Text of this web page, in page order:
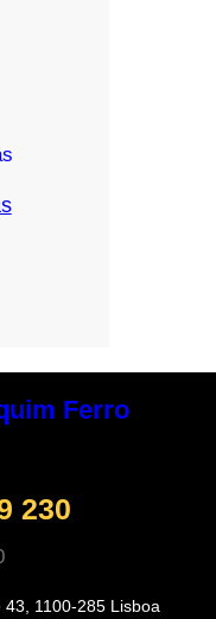
Ferro
230
1100-285 Lisboa